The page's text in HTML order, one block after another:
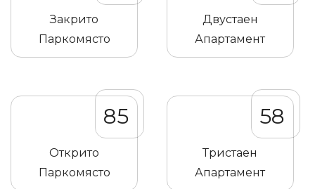
Закрито
Паркомясто
Двустаен
Апартамент
85
Открито
Паркомясто
58
Тристаен
Апартамент